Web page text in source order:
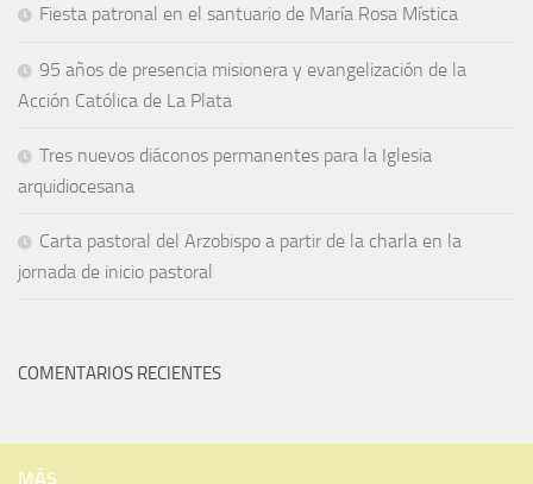
Fiesta patronal en el santuario de María Rosa Mística
95 años de presencia misionera y evangelización de la
Acción Católica de La Plata
Tres nuevos diáconos permanentes para la Iglesia
arquidiocesana
Carta pastoral del Arzobispo a partir de la charla en la
jornada de inicio pastoral
COMENTARIOS RECIENTES
MÁS